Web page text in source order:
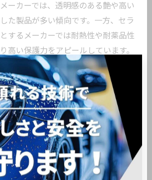
ーカーでは、透明感のある艶や高い
た製品が多い傾向です。一方、セラ
するメーカーでは耐熱性や耐薬品性
高い保護力をアピールしています。
ーティングを展開するメーカーは、
フォーマンスを訴求し、DIYユーザ
ます。保証期間や施工後のサポート
とに差があるため、比較検討する際
確認しましょう。
の評判も参考になりますが、実際の
よって感じ方は異なります。メーカ